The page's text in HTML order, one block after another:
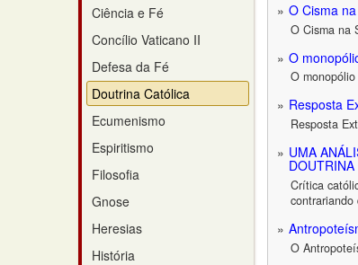
Ciência e Fé
Concílio Vaticano II
Defesa da Fé
Doutrina Católica
Ecumenismo
Espiritismo
Filosofia
Gnose
Heresias
História
O Cisma
O Cisma na
O
O monopólio
Resposta
Resposta
UMA
Crítica
contrariando
O